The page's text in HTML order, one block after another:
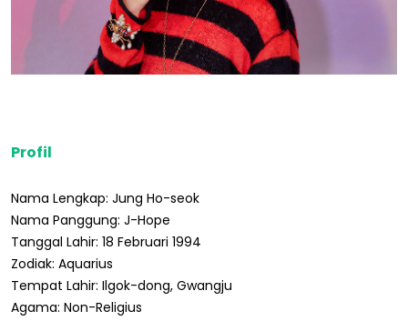
Profil
Nama Lengkap: Jung Ho-seok
Nama Panggung: J-Hope
Tanggal Lahir: 18 Februari 1994
Zodiak: Aquarius
Tempat Lahir: Ilgok-dong, Gwangju
Agama: Non-Religius